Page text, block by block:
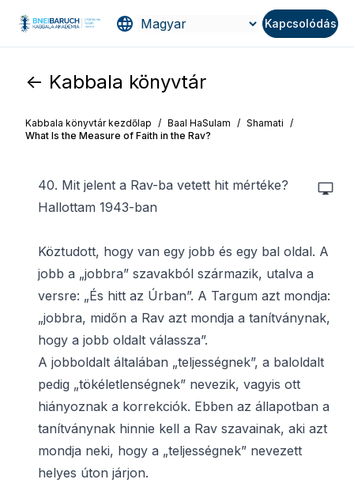
Kapcsolódás
<- Kabbala könyvtár
Kabbala könyvtár kezdőlap / Baal HaSulam / Shamati /
What Is the Measure of Faith in the Rav?
40. Mit jelent a Rav-ba vetett hit mértéke?
Hallottam 1943-ban
Köztudott, hogy van egy jobb és egy bal oldal. A
jobb a „jobbra” szavakból származik, utalva a
versre: „És hitt az Úrban”. A Targum azt mondja:
„jobbra, midőn a Rav azt mondja a tanítványnak,
hogy a jobb oldalt válassza”.
A jobboldalt általában „teljességnek”, a baloldalt
pedig „tökéletlenségnek” nevezik, vagyis ott
hiányoznak a korrekciók. Ebben az állapotban a
tanítványnak hinnie kell a Rav szavainak, aki azt
mondja neki, hogy a „teljességnek” nevezett
helyes úton járjon.